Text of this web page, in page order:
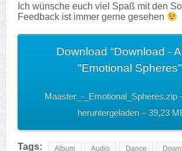
Ich wünsche euch viel Spaß mit den
Feedback ist immer gerne gesehen
Download “Download -
"Emotional
Maaster_-_Emotional_Spheres.zip
heruntergeladen – 39,23
Tags: Album Audio Dance